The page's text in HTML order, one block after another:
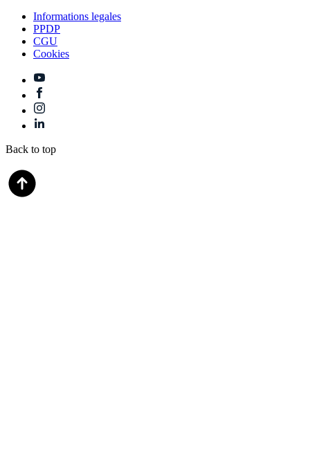
Informations legales
PPDP
CGU
Cookies
Back to top